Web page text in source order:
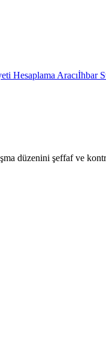
Hesaplama Aracıİhbar
düzenini şeffaf ve